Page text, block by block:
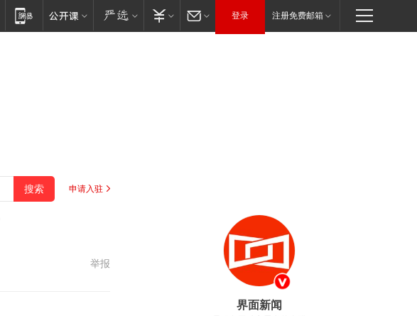
登录 注册免费邮箱
申请入驻
举报
界面新闻